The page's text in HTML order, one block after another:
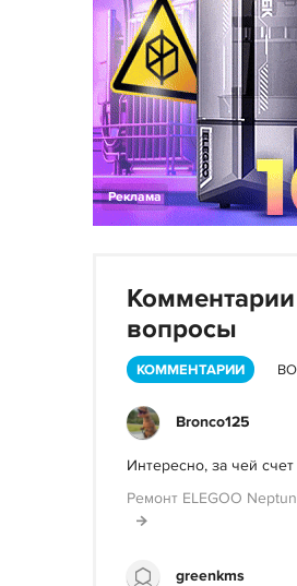
Реклама
вопросы
КОММЕНТАРИИ
Bronco125
Интересно, за чей
Ремонт ELEGOO
greenkms